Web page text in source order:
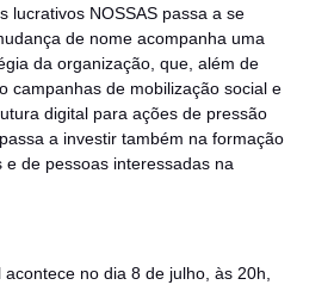
lucrativos NOSSAS passa a se
de nome acompanha uma
da organização, que, além de
campanhas de mobilização social e
digital para ações de pressão
a investir também na formação
e de pessoas interessadas na
no dia 8 de julho, às 20h,